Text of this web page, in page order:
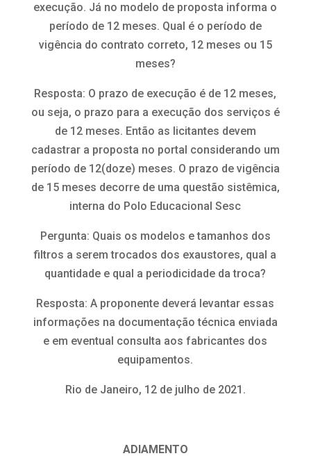
execução. Já no modelo de proposta informa o
período de 12 meses. Qual é o período de
vigência do contrato correto, 12 meses ou 15
meses?
Resposta: O prazo de execução é de 12 meses,
ou seja, o prazo para a execução dos serviços é
de 12 meses. Então as licitantes devem
cadastrar a proposta no portal considerando um
período de 12(doze) meses. O prazo de vigência
de 15 meses decorre de uma questão sistêmica,
interna do Polo Educacional Sesc
Pergunta: Quais os modelos e tamanhos dos
filtros a serem trocados dos exaustores, qual a
quantidade e qual a periodicidade da troca?
Resposta: A proponente deverá levantar essas
informações na documentação técnica enviada
e em eventual consulta aos fabricantes dos
equipamentos.
Rio de Janeiro, 12 de julho de 2021.
ADIAMENTO